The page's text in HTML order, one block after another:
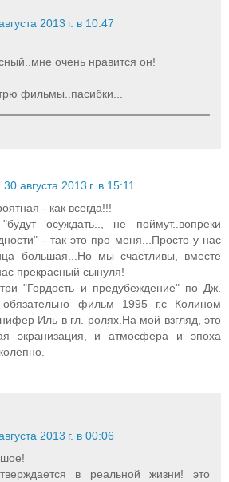
2013 г. в 10:47
очень нравится он!
фильмы..пасибки...
30 августа 2013 г. в 15:11
- как всегда!!!
осуждать.., не поймут..вопреки
- так это про меня...Просто у нас
большая...Но мы счастливы, вместе
прекрасный сынуля!
"Гордость и предубеждение" по Дж.
фильм 1995 г.с Колином
Иль в гл. ролях.На мой взгляд, это
экранизация, и атмосфера и эпоха
2013 г. в 00:06
в реальной жизни! это